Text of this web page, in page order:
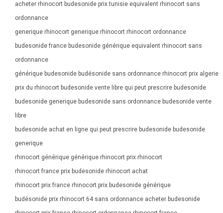
acheter rhinocort budesonide prix tunisie equivalent rhinocort sans
ordonnance
generique rhinocort generique rhinocort rhinocort ordonnance
budesonide france budesonide générique equivalent rhinocort sans
ordonnance
générique budesonide budésonide sans ordonnance rhinocort prix algerie
prix du rhinocort budesonide vente libre qui peut prescrire budesonide
budesonide generique budesonide sans ordonnance budesonide vente
libre
budesonide achat en ligne qui peut prescrire budesonide budesonide
generique
rhinocort générique générique rhinocort prix rhinocort
rhinocort france prix budesonide rhinocort achat
rhinocort prix france rhinocort prix budesonide générique
budésonide prix rhinocort 64 sans ordonnance acheter budesonide